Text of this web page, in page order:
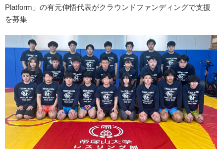
Platform」の有元伸悟代表がクラウンドファンディングで支援
を募集